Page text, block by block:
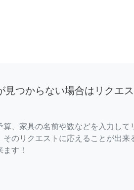
見つからない場合はリクエス
、家具の名前や数などを入力して
そのリクエストに応えることが出来
す！